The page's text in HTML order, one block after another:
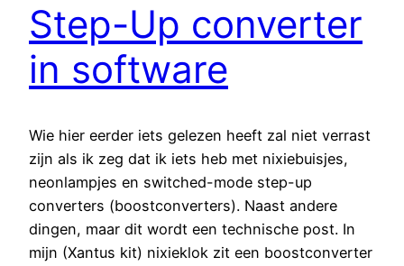
Step-Up converter
in software
Wie hier eerder iets gelezen heeft zal niet verrast
zijn als ik zeg dat ik iets heb met nixiebuisjes,
neonlampjes en switched-mode step-up
converters (boostconverters). Naast andere
dingen, maar dit wordt een technische post. In
mijn (Xantus kit) nixieklok zit een boostconverter